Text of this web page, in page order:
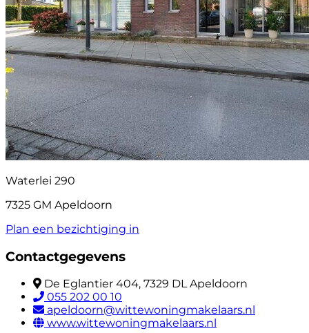
Waterlei 290
7325 GM Apeldoorn
Plan een bezichtiging in
Contactgegevens
De Eglantier 404, 7329 DL Apeldoorn
055 202 00 10
apeldoorn@wittewoningmakelaars.nl
www.wittewoningmakelaars.nl